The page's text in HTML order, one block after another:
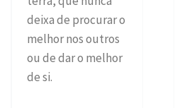
deixa de procurar o
melhor nos outros
ou de dar o melhor
de si.